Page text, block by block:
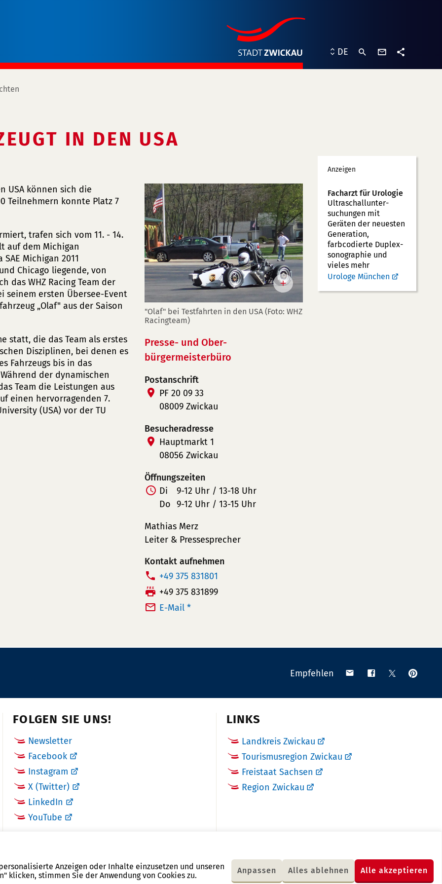
Anzeigen oder Inhalte einzusetzen und unseren
klicken, stimmen Sie der Anwendung von Cookies zu.
Anpassen Alles ablehnen Alle akzeptieren
DE
IN DEN USA
USA können sich die
Teilnehmern konnte Platz 7
trafen sich vom 11. - 14.
auf dem Michigan
Michigan 2011
Chicago liegende, von
das WHZ Racing Team der
seinem ersten Übersee-Event
„Olaf" aus der Saison
statt, die das Team als erstes
Disziplinen, bei denen es
Fahrzeugs bis in das
der dynamischen
Team die Leistungen aus
einen hervorragenden 7.
(USA) vor der TU
"Olaf" bei Testfahrten in den USA (Foto: WHZ
Racingteam)
Presse- und Ober-
bürgermeisterbüro
Postanschrift
PF 20 09 33
08009 Zwickau
Besucheradresse
Hauptmarkt 1
08056 Zwickau
Öffnungszeiten
Di
9-12 Uhr / 13-18 Uhr
Do 9-12 Uhr / 13-15 Uhr
Mathias Merz
Leiter & Pressesprecher
Kontakt aufnehmen
T
e
l
m
+49 375 831801
F
a
+49 375 831899
E-Mail *
Werbung
Anzeigen
Facharzt für Urologie
Ultraschallunter­
suchungen mit
Geräten der neuesten
Generation,
farbcodierte Duplex­
sonographie und
vieles mehr
Urologe München
Empfehlen
Teilen Teilen Teilen
FOLGEN SIE UNS!
Newsletter
Facebook
Instagram
X (Twitter)
LinkedIn
YouTube
LINKS
Landkreis Zwickau
Tourismusregion Zwickau
Freistaat Sachsen
Region Zwickau